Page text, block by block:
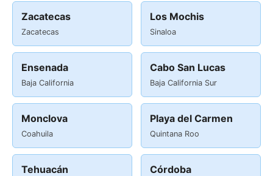
Zacatecas
Zacatecas
Los Mochis
Sinaloa
Ensenada
Baja California
Cabo San Lucas
Baja California Sur
Monclova
Coahuila
Playa del Carmen
Quintana Roo
Tehuacán Córdoba